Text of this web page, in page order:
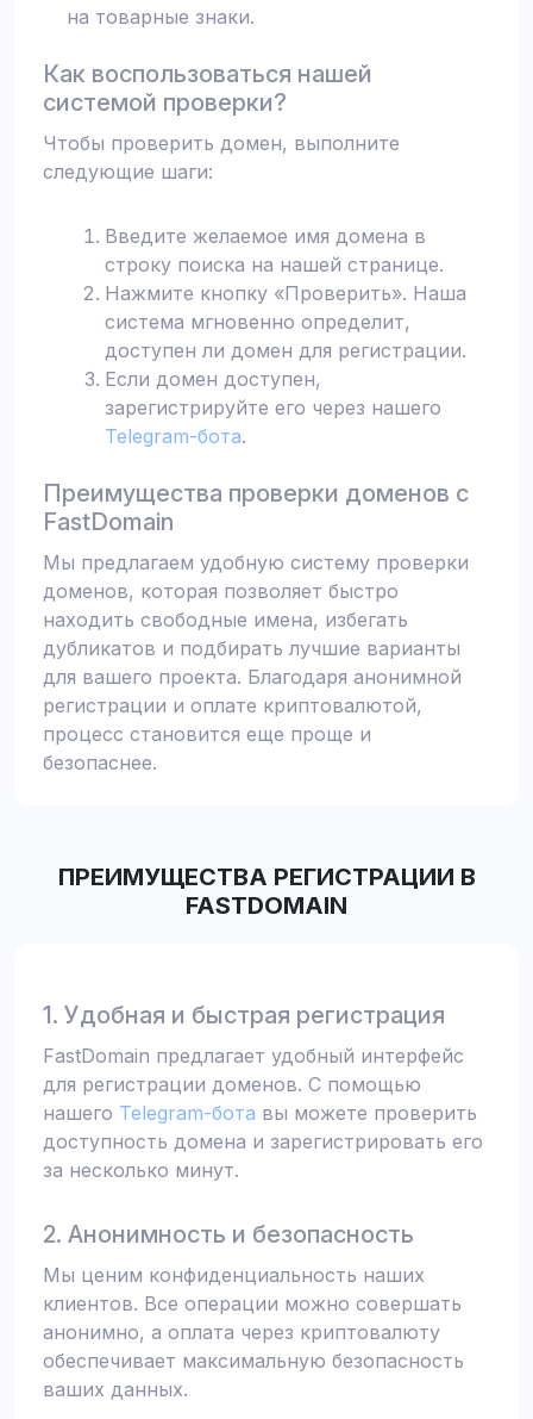
на товарные знаки.
Как воспользоваться нашей
системой проверки?
Чтобы проверить домен, выполните
следующие шаги:
Введите желаемое имя домена в
строку поиска на нашей странице.
Нажмите кнопку «Проверить». Наша
система мгновенно определит,
доступен ли домен для регистрации.
Если домен доступен,
зарегистрируйте его через нашего
Telegram-бота.
Преимущества проверки доменов с
FastDomain
Мы предлагаем удобную систему проверки
доменов, которая позволяет быстро
находить свободные имена, избегать
дубликатов и подбирать лучшие варианты
для вашего проекта. Благодаря анонимной
регистрации и оплате криптовалютой,
процесс становится еще проще и
безопаснее.
ПРЕИМУЩЕСТВА РЕГИСТРАЦИИ В
FASTDOMAIN
1. Удобная и быстрая регистрация
FastDomain предлагает удобный интерфейс
для регистрации доменов. С помощью
нашего Telegram-бота вы можете проверить
доступность домена и зарегистрировать его
за несколько минут.
2. Анонимность и безопасность
Мы ценим конфиденциальность наших
клиентов. Все операции можно совершать
анонимно, а оплата через криптовалюту
обеспечивает максимальную безопасность
ваших данных.